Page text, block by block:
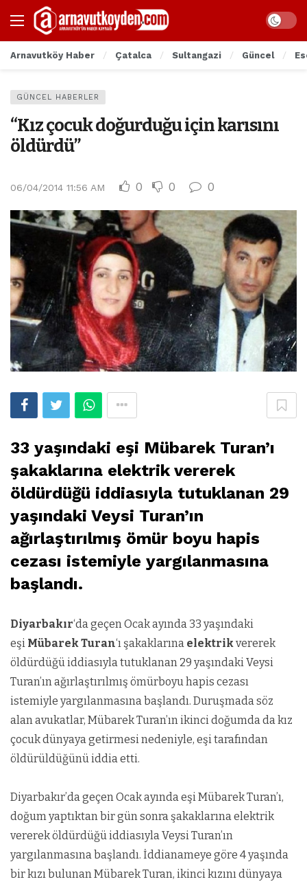
Arnavutköy Haber Çatalca Sultangazi Güncel
GÜNCEL HABERLER
“Kız çocuk doğurduğu için karısını
öldürdü”
06/04/2014 11:56 AM 0 0 0
33 yaşındaki eşi Mübarek Turan’ı
şakaklarına elektrik vererek
öldürdüğü iddiasıyla tutuklanan 29
yaşındaki Veysi Turan’ın
ağırlaştırılmış ömür boyu hapis
cezası istemiyle yargılanmasına
başlandı.
Diyarbakır‘da geçen Ocak ayında 33 yaşındaki
eşi Mübarek Turan‘ı şakaklarına elektrikvererek
öldürdüğü iddiasıyla tutuklanan 29 yaşındaki Veysi
Turan’ın ağırlaştırılmış ömürboyu hapis cezası
istemiyle yargılanmasına başlandı. Duruşmada söz
alan avukatlar, Mübarek Turan’ın ikinci doğumda da kız
çocuk dünyaya getirmesi nedeniyle, eşi tarafından
öldürüldüğünü iddia etti.
Diyarbakır’da geçen Ocak ayında eşi Mübarek Turan’ı,
doğum yaptıktan bir gün sonra şakaklarına elektrik
vererek öldürdüğü iddiasıyla Veysi Turan’ın
yargılanmasına başlandı. İddianameye göre 4 yaşında
bir kızı bulunan Mübarek Turan, ikinci kızını dünyaya